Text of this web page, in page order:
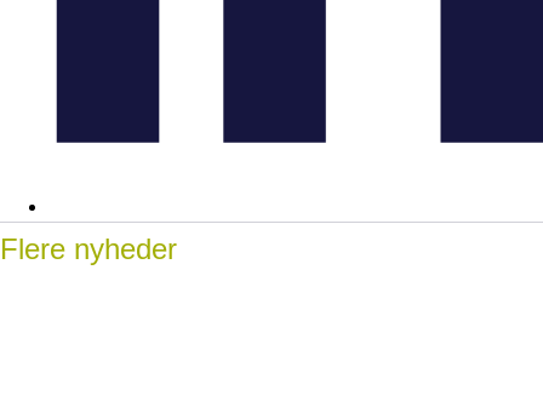
Flere nyheder